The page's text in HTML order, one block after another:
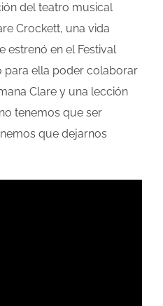
del teatro musical
Crockett, una vida
estrenó en el Festival
para ella poder colaborar
Clare y una lección
tenemos que ser
que dejarnos